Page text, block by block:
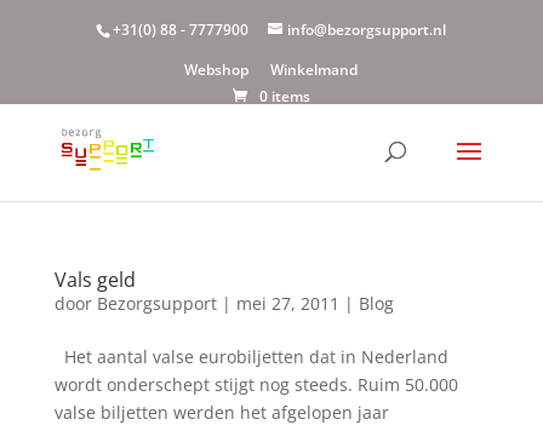
+31(0) 88 - 7777900
info@bezorgsupport.nl
Webshop
Winkelmand
0 items
Vals geld
door Bezorgsupport| mei 27, 2011 | Blog
Het aantal valse eurobiljetten dat in Nederland
wordt onderschept stijgt nog steeds. Ruim 50.000
valse biljetten werden het afgelopen jaar